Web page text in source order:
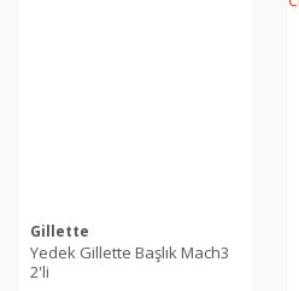
Gillette
Yedek Gillette Başlık Mach3
2'li